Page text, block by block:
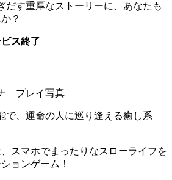
だす重厚なストーリーに、あなたも
？
ス終了
で、運命の人に巡り逢える癒し系
、スマホでまったりなスローライフを
ョンゲーム！